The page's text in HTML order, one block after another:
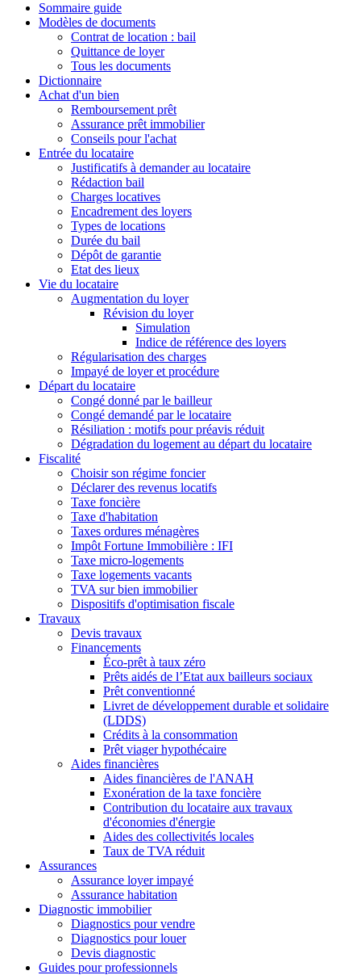
Sommaire guide
Modèles de documents
Contrat de location : bail
Quittance de loyer
Tous les documents
Dictionnaire
Achat d'un bien
Remboursement prêt
Assurance prêt immobilier
Conseils pour l'achat
Entrée du locataire
Justificatifs à demander au locataire
Rédaction bail
Charges locatives
Encadrement des loyers
Types de locations
Durée du bail
Dépôt de garantie
Etat des lieux
Vie du locataire
Augmentation du loyer
Révision du loyer
Simulation
Indice de référence des loyers
Régularisation des charges
Impayé de loyer et procédure
Départ du locataire
Congé donné par le bailleur
Congé demandé par le locataire
Résiliation : motifs pour préavis réduit
Dégradation du logement au départ du locataire
Fiscalité
Choisir son régime foncier
Déclarer des revenus locatifs
Taxe foncière
Taxe d'habitation
Taxes ordures ménagères
Impôt Fortune Immobilière : IFI
Taxe micro-logements
Taxe logements vacants
TVA sur bien immobilier
Dispositifs d'optimisation fiscale
Travaux
Devis travaux
Financements
Éco-prêt à taux zéro
Prêts aidés de l’Etat aux bailleurs sociaux
Prêt conventionné
Livret de développement durable et solidaire
(LDDS)
Crédits à la consommation
Prêt viager hypothécaire
Aides financières
Aides financières de l'ANAH
Exonération de la taxe foncière
Contribution du locataire aux travaux
d'économies d'énergie
Aides des collectivités locales
Taux de TVA réduit
Assurances
Assurance loyer impayé
Assurance habitation
Diagnostic immobilier
Diagnostics pour vendre
Diagnostics pour louer
Devis diagnostic
Guides pour professionnels